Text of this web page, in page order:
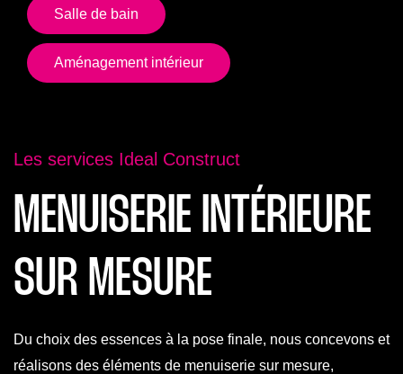
Salle de bain
Salle de bain
Aménagement intérieur
Aménagement intérieur
Les services Ideal Construct
MENUISERIE INTÉRIEURE
SUR MESURE
Du choix des essences à la pose finale, nous concevons et
réalisons des éléments de menuiserie sur mesure,